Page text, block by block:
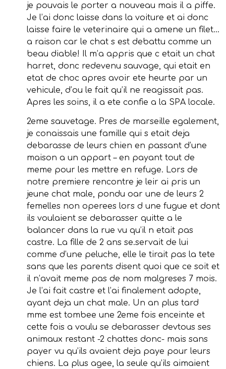
je pouvais le porter a nouveau mais il a piffe.
Je l’ai donc laisse dans la voiture et ai donc
laisse faire le veterinaire qui a amene un filet…
a raison car le chat s est debattu comme un
beau diable! Il m’a appris que c etait un chat
harret, donc redevenu sauvage, qui etait en
etat de choc apres avoir ete heurte par un
vehicule, d’ou le fait qu’il ne reagissait pas.
Apres les soins, il a ete confie a la SPA locale.
2eme sauvetage. Pres de marseille egalement,
je conaissais une famille qui s etait deja
debarasse de leurs chien en passant d’une
maison a un appart – en payant tout de
meme pour les mettre en refuge. Lors de
notre premiere rencontre je leir ai pris un
jeune chat male, pondu oar une de leurs 2
femelles non operees lors d une fugue et dont
ils voulaient se debarasser quitte a le
balancer dans la rue vu qu’il n etait pas
castre. La fille de 2 ans se.servait de lui
comme d’une peluche, elle le tirait pas la tete
sans que les parents disent quoi que ce soit et
il n’avait meme pas de nom malgreses 7 mois.
Je l’ai fait castre et l’ai finalement adopte,
ayant deja un chat male. Un an plus tard
mme est tombee une 2eme fois enceinte et
cette fois a voulu se debarasser devtous ses
animaux restant -2 chattes donc- mais sans
payer vu qu’ils avaient deja paye pour leurs
chiens. La plus agee, la seule qu’ils aimaient